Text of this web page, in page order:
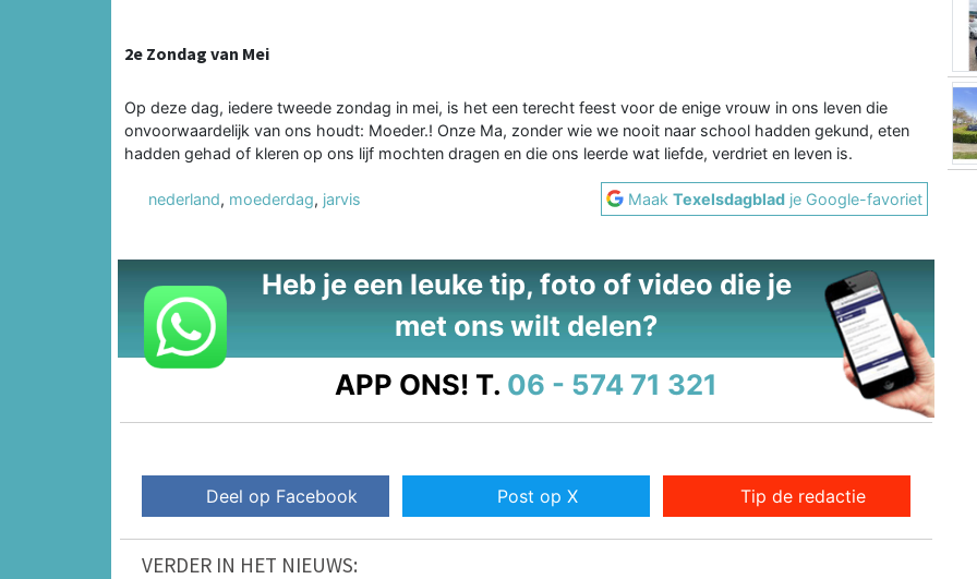
2e Zondag van Mei
Op deze dag, iedere tweede zondag in mei, is het een terecht feest voor de enige vrouw in ons leven die
onvoorwaardelijk van ons houdt: Moeder.! Onze Ma, zonder wie we nooit naar school hadden gekund, eten
hadden gehad of kleren op ons lijf mochten dragen en die ons leerde wat liefde, verdriet en leven is.
nederland, moederdag, jarvis MaakTexelsdagblad je Google-favoriet
Heb je een leuke tip, foto of video die je
met ons wilt delen?
APP ONS! T. 06 - 574 71 321
Deel op Facebook Post op X Tip de redactie
VERDER IN HET NIEUWS: